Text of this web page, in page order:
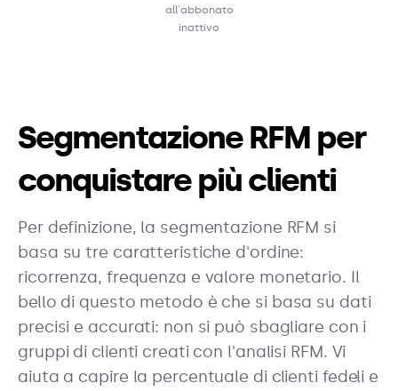
all'abbonato
inattivo
Segmentazione RFM per
conquistare più clienti
Per definizione, la segmentazione RFM si
basa su tre caratteristiche d'ordine:
ricorrenza, frequenza e valore monetario. Il
bello di questo metodo è che si basa su dati
precisi e accurati: non si può sbagliare con i
gruppi di clienti creati con l'analisi RFM. Vi
aiuta a capire la percentuale di clienti fedeli e